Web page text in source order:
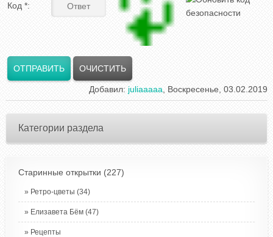
Код *:
Добавил:juliaaaaa , Воскресенье, 03.02.2019
Категории раздела
Старинные открытки (227)
Ретро-цветы (34)
Елизавета Бём (47)
Рецепты